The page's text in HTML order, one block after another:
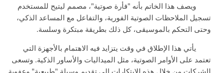
ويصف هذا الخاتم بأنه "فأرة صوتية"، مصمم ليتيح للمستخدم
تسجيل الملاحظات الصوتية الفورية، والتفاعل مع المساعد الذكي،
وحتى التحكم بالموسيقى، كل ذلك بطريقة مبتكرة وسلسة.
يأتي هذا الإطلاق في وقت يتزايد فيه الاهتمام بالأجهزة التي
تعتمد على الأوامر الصوتية، مثل الميداليات والأساور الذكية. وتسعى
الشركات من خلال هذه الابتكارات إلى تقديم وسيلة "طبيعية" وعفوية